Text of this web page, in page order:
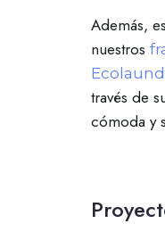
Además,
nuestros
través de
cómoda y